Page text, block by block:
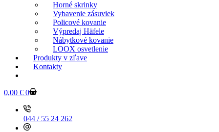
Horné skrinky
Vybavenie zásuviek
Policové kovanie
Výpredaj Häfele
Nábytkové kovanie
LOOX osvetlenie
Produkty v zľave
Kontakty
0,00 € 0
044 / 55 24 262